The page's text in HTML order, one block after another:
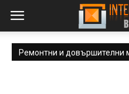
Ремонтни и довършителни